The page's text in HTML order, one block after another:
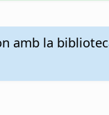
amb la